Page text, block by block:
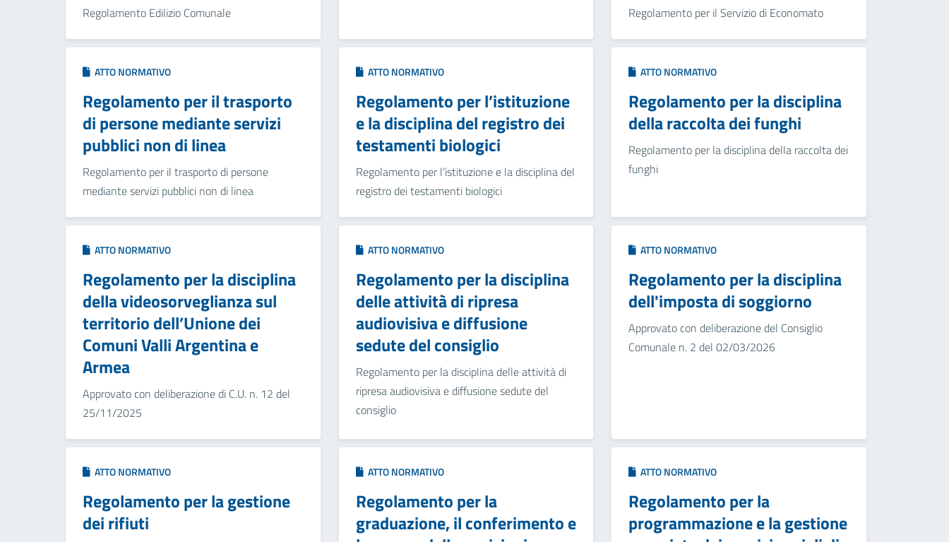
Regolamento Edilizio Comunale Regolamento per il Servizio di Economato
ATTO NORMATIVO
Regolamento per il trasporto
di persone mediante servizi
pubblici non di linea
Regolamento per il trasporto di persone
mediante servizi pubblici non di linea
ATTO NORMATIVO
Regolamento per l’istituzione
e la disciplina del registro dei
testamenti biologici
Regolamento per l’istituzione e la disciplina del
registro dei testamenti biologici
ATTO NORMATIVO
Regolamento per la disciplina
della raccolta dei funghi
Regolamento per la disciplina della raccolta dei
funghi
ATTO NORMATIVO
Regolamento per la disciplina
della videosorveglianza sul
territorio dell’Unione dei
Comuni Valli Argentina e
Armea
Approvato con deliberazione di C.U. n. 12 del
25/11/2025
ATTO NORMATIVO
Regolamento per la disciplina
delle attività di ripresa
audiovisiva e diffusione
sedute del consiglio
Regolamento per la disciplina delle attività di
ripresa audiovisiva e diffusione sedute del
consiglio
ATTO NORMATIVO
Regolamento per la disciplina
dell'imposta di soggiorno
Approvato con deliberazione del Consiglio
Comunale n. 2 del 02/03/2026
ATTO NORMATIVO
Regolamento per la gestione
dei rifiuti
ATTO NORMATIVO
Regolamento per la
graduazione, il conferimento e
ATTO NORMATIVO
Regolamento per la
programmazione e la gestione